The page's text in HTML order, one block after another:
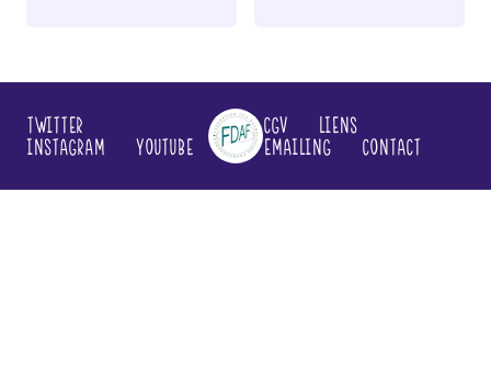
Twitter
Instagram
YouTube
CGV
Liens
Emailing
Contact